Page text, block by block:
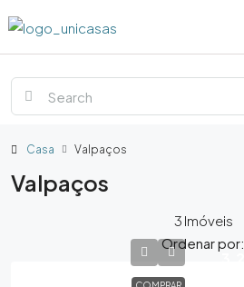
Casa Valpaços
Valpaços
3 Imóveis
Ordenar por: